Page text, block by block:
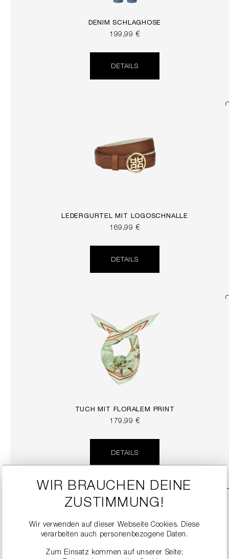
DENIM SCHLAGHOSE
199,99 €
DETAILS
LEDERGÜRTEL MIT LOGOSCHNALLE
169,99 €
DETAILS
TUCH MIT FLORALEM PRINT
179,99 €
DETAILS
WIR BRAUCHEN DEINE
ZUSTIMMUNG!
Wir verwenden auf dieser Webseite Cookies. Diese
verarbeiten auch personenbezogene Daten.
Zum Einsatz kommen auf unserer Seite: